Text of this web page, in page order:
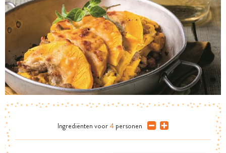
Ingrediënten voor 4 personen